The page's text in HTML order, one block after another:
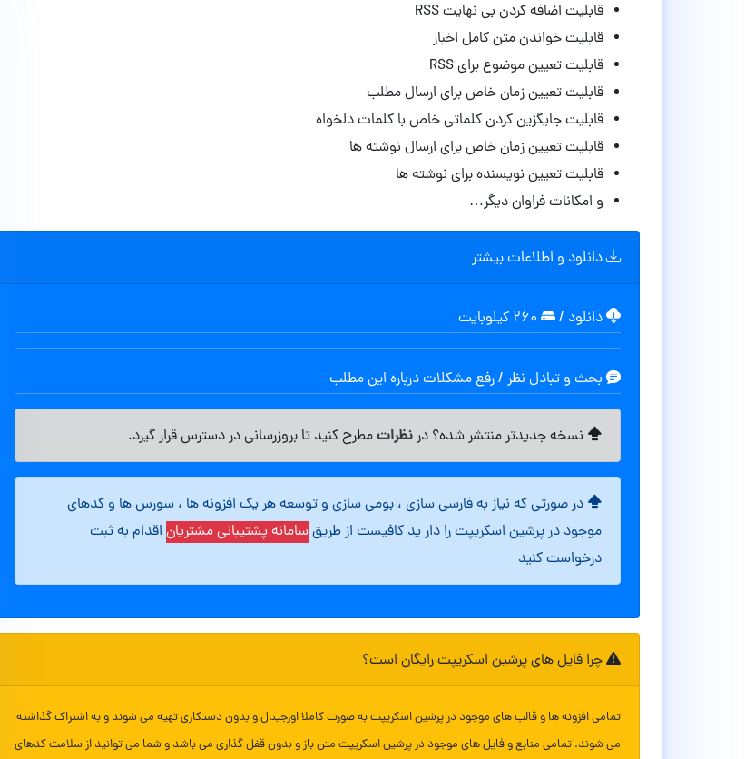
قابلیت اضافه کردن بی نهایت RSS
قابلیت خواندن متن کامل اخبار
قابلیت تعیین موضوع برای RSS
قابلیت تعیین زمان خاص برای ارسال مطلب
قابلیت جایگزین کردن کلماتی خاص با کلمات دلخواه
قابلیت تعیین زمان خاص برای ارسال نوشته ها
قابلیت تعیین نویسنده برای نوشته ها
و امکانات فراوان دیگر…
دانلود و اطلاعات بیشتر
دانلود /
بحث و تبادل نظر / رفع مشکلات درباره این مطلب
نسخه جدیدتر منتشر شده؟ درنظراتمطرح کنید تا بروزرسانی در دسترس قرار گیرد.
در صورتی که نیاز به فارسی سازی ، بومی سازی و توسعه هر یک افزونه ها ، سورس ها و کدهای
موجود در پرشین اسکریپت را دار ید کافیست از طریقسامانه پشتیبانی مشتریان اقدام به ثبت
درخواست کنید
چرا فایل های پرشین اسکریپت رایگان است؟
تمامی افزونه ها و قالب های موجود در پرشین اسکریپت به صورت کاملا اورجینال و بدون دستکاری تهیه می شوند و به اشتراک گذاشته
می شوند. تمامی منابع و فایل های موجود در پرشین اسکریپت متن باز و بدون قفل گذاری می باشد و شما می توانید از سلامت کدهای